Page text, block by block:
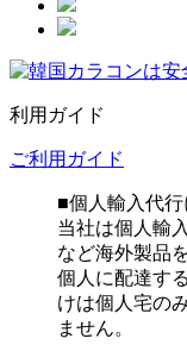
利用ガイド
ご利用ガイド
■個人輸入代行
当社は個人輸
など海外製品
個人に配達す
けは個人宅の
ません。